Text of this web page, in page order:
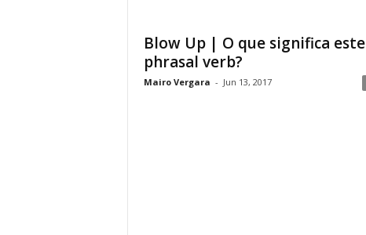
Blow Up | O que significa este
phrasal verb?
Mairo Vergara - Jun 13, 2017